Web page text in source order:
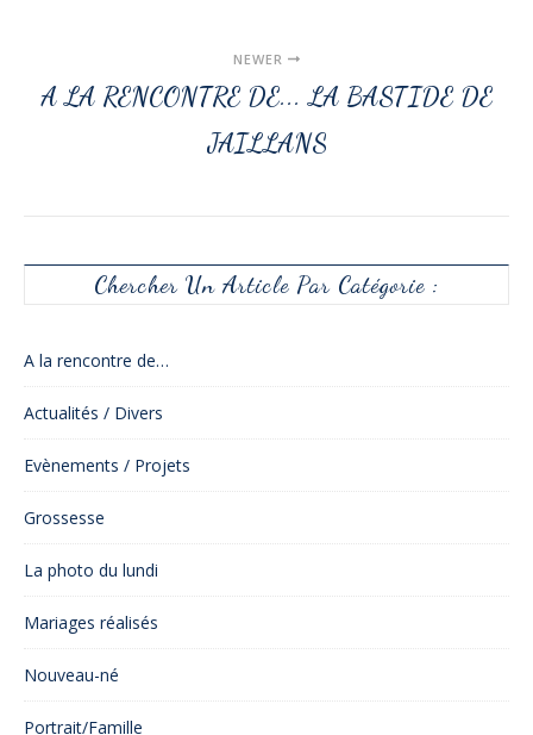
NEWER
A LA RENCONTRE DE... LA BASTIDE DE
JAILLANS
Chercher Un Article Par Catégorie :
A la rencontre de…
Actualités / Divers
Evènements / Projets
Grossesse
La photo du lundi
Mariages réalisés
Nouveau-né
Portrait/Famille